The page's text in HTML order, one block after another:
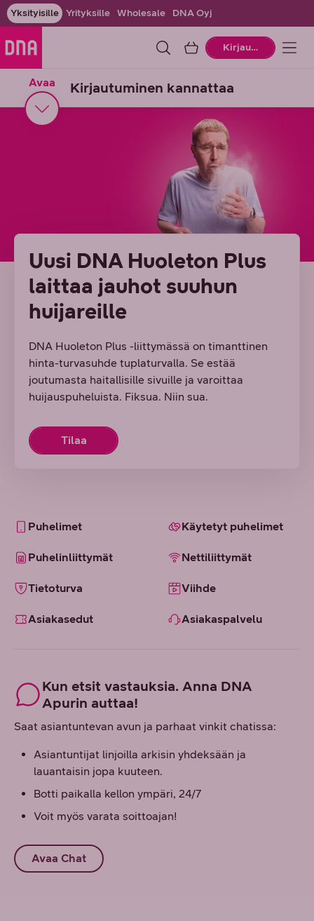
Yksityisille Yrityksille Wholesale DNA Oyj
OstoskoriKirjaudu
Avaa Kirjautuminen kannattaa
Uusi DNA Huoleton Plus
laittaa jauhot suuhun
huijareille
DNA Huoleton Plus -liittymässä on timanttinen
hinta-turvasuhde tuplaturvalla. Se estää
joutumasta haitallisille sivuille ja varoittaa
huijauspuheluista. Fiksua. Niin sua.
Tilaa
Puhelimet Käytetyt puhelimet
Puhelinliittymät Nettiliittymät
Tietoturva Viihde
Asiakasedut Asiakaspalvelu
Kun etsit vastauksia. Anna DNA
Apurin auttaa!
Saat asiantuntevan avun ja parhaat vinkit chatissa:
Asiantuntijat linjoilla arkisin yhdeksään ja
lauantaisin jopa kuuteen.
Botti paikalla kellon ympäri, 24/7
Voit myös varata soittoajan!
Avaa Chat